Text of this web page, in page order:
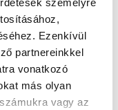
Ezenkívül
partnereinkkel
vonatkozó
más olyan
vagy az